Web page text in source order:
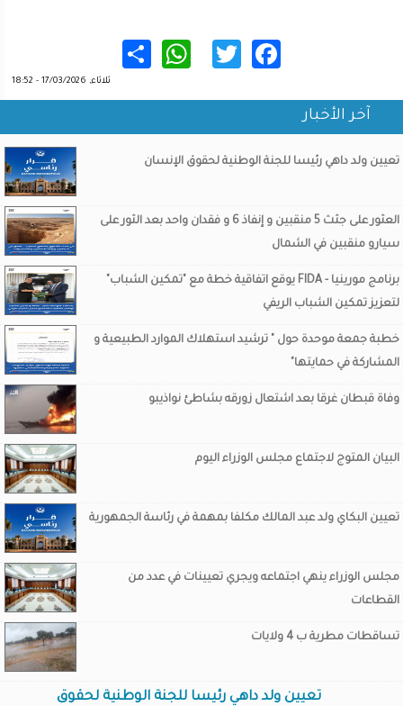
Facebook
Twitter
WhatsApp
ثلاثاء, 17/03/2026 - 18:52
آخر الأخبار
تعيين ولد داهي رئيسا للجنة الوطنية لحقوق الإنسان
العثور على جثث 5 منقبين و إنفاذ 6 و فقدان واحد بعد الثور على
سيارو منقبين في الشمال
برنامج مورينيا - FIDA يوقع اتفاقية خطة مع "تمكين الشباب"
لتعزيز تمكين الشباب الريفي
خطبة جمعة موحدة حول " ترشيد استهلاك الموارد الطبيعية و
المشاركة في حمايتها"
وفاة قبطان غرقا بعد اشتعال زورقه بشاطئ نواذيبو
البيان المتوج لاجتماع مجلس الوزراء اليوم
تعيين البكاي ولد عبد المالك مكلفا بمهمة في رئاسة الجمهورية
مجلس الوزراء ينهي اجتماعه ويجري تعيينات في عدد من
القطاعات
تساقطات مطرية ب 4 ولايات
تعيين ولد داهي رئيسا للجنة الوطنية لحقوق
العثور على جثث 5 منقبين و إنفاذ 6 و فقدان واحد بعد الثور على